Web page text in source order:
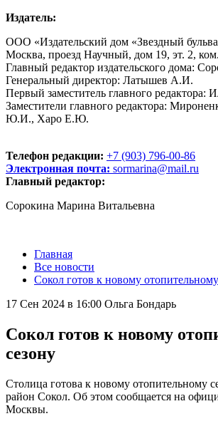
Издатель:
ООО «Издательский дом «Звездный
Москва, проезд Научный, дом 19, эт. 2,
Главный редактор издательского дома:
Генеральный директор: Латышев А.И.
Первый заместитель главного редактора:
Заместители главного редактора:
Ю.И., Харо Е.Ю.
Телефон редакции: +7 (903) 796-00-86
Электронная почта: sormarina@mail.ru
Главный редактор:
Сорокина Марина Витальевна
Главная
Все новости
Сокол готов к новому
17 Сен 2024 в 16:00 Ольга Бондарь
Сокол готов к новому
сезону
Столица готова к новому отопительному
район Сокол. Об этом сообщается на
Москвы.